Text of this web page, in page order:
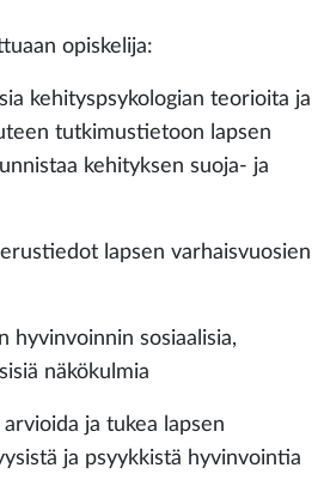
opiskelija:
kehityspsykologian teorioita ja
tutkimustietoon lapsen
kehityksen suoja- ja
lapsen varhaisvuosien
hyvinvoinnin sosiaalisia,
näkökulmia
ja tukea lapsen
ja psyykkistä hyvinvointia